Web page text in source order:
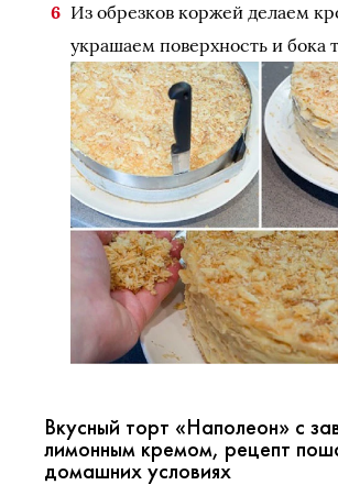
Из обрезков коржей делаем
украшаем поверхность и бока
Вкусный торт «Наполеон» с
лимонным кремом, рецепт
домашних условиях